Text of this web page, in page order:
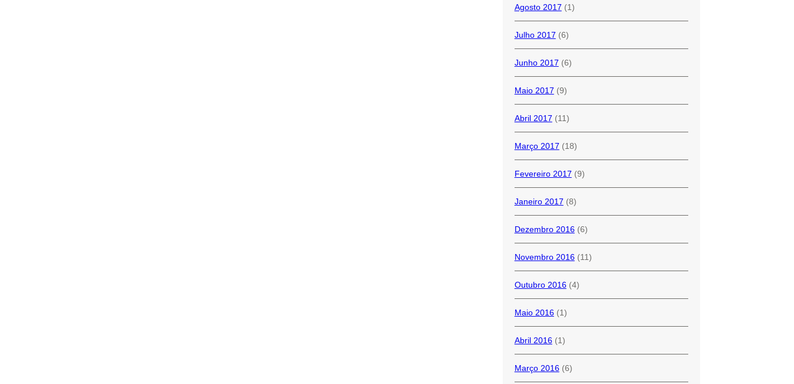
Agosto 2017 (1)
Julho 2017 (6)
Junho 2017 (6)
Maio 2017 (9)
Abril 2017 (11)
Março 2017 (18)
Fevereiro 2017 (9)
Janeiro 2017 (8)
Dezembro 2016(6)
Novembro 2016(11)
Outubro 2016(4)
Maio 2016(1)
Abril 2016(1)
Março 2016(6)